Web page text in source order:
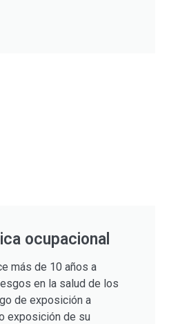
ocupacional
más de 10 años a
en la salud de los
de exposición a
exposición de su